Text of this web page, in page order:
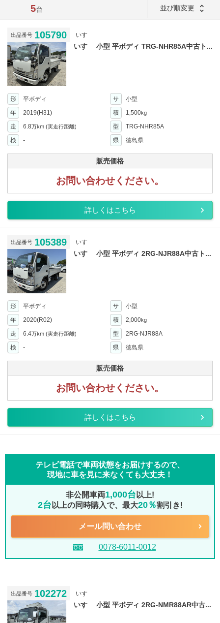
5台 並び順変更 unfold_more
出品番号 105790 いすゞ
いすゞ 小型 平ボディ TRG-NHR85A中古ト...
形 平ボディ サ
小型
年
2019(H31) 積 1,500kg
走 6.8万km (実走行距離) 型
TRG-NHR85A
検
- 県 徳島県
販売価格
お問い合わせください。
詳しくはこちら
出品番号 105389 いすゞ
いすゞ 小型 平ボディ 2RG-NJR88A中古ト...
形 平ボディ サ
小型
年
2020(R02) 積 2,000kg
走 6.4万km (実走行距離) 型
2RG-NJR88A
検
- 県 徳島県
販売価格
お問い合わせください。
詳しくはこちら
テレビ電話で車両状態をお届けするので、
現地に車を見に来なくても大丈夫！
非公開車両1,000台 以上!
2台 以上の同時購入で、最大20％割引き!
メール問い合わせ
0078-6011-0012
出品番号 102272 いすゞ
いすゞ 小型 平ボディ 2RG-NMR88AR中古...